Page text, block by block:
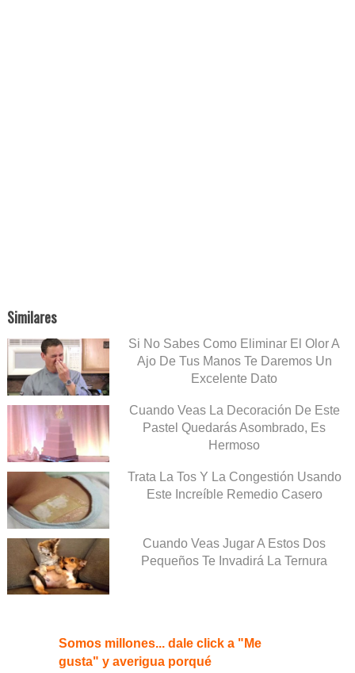
Similares
Si No Sabes Como Eliminar El Olor A
Ajo De Tus Manos Te Daremos Un
Excelente Dato
Cuando Veas La Decoración De Este
Pastel Quedarás Asombrado, Es
Hermoso
Trata La Tos Y La Congestión Usando
Este Increíble Remedio Casero
Cuando Veas Jugar A Estos Dos
Pequeños Te Invadirá La Ternura
Somos millones... dale click a "Me
gusta" y averigua porqué